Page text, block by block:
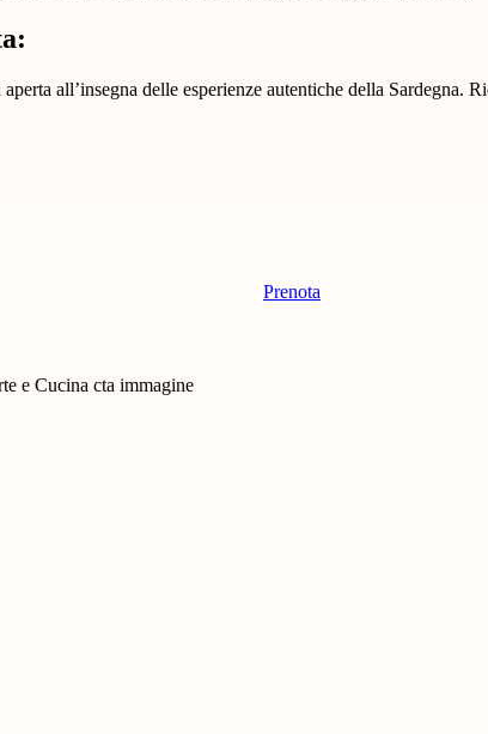
all’insegna delle esperienze autentiche della Sardegna.
Prenota